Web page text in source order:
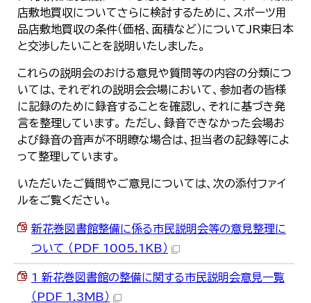
店敷地買収についてさらに検討するために、スポーツ用
品店敷地買収の条件（価格、面積など）についてJR東日本
と交渉したいことを説明いたしました。
これらの説明会のおける意見や質問等の内容の分類につ
いては、それぞれの説明会会場において、参加者の皆様
に記録のために録音することを確認し、それに基づき発
言を整理しています。 ただし、録音できなかった会場お
よび録音の音声が不明瞭な場合は、担当者の記録等によ
って整理しています。
いただいたご質問やご意見については、次の添付ファイ
ルをご覧ください。
新花巻図書館整備に係る市民説明会等の意見整理に
ついて （PDF 1005.1KB）
1 新花巻図書館の整備に関する市民説明会意見一覧
（PDF 1.3MB）